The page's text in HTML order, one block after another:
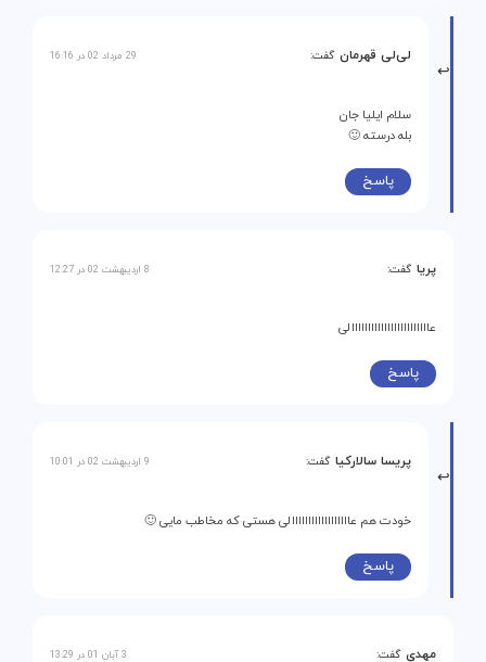
لی‌لی قهرمان گفت: 29 مرداد 02 در 16:16
سلام ایلیا جان
بله درسته 🙂
پاسخ
پریا گفت: 8 اردیبهشت 02 در 12:27
عاااااااااااااااااااااااالی
پاسخ
پریسا سالارکیا گفت: 9 اردیبهشت 02 در 10:01
خودت هم عاااااااااااااااااالی هستی که مخاطب مایی 🙂
پاسخ
مهدی گفت: 3 آبان 01 در 13:29